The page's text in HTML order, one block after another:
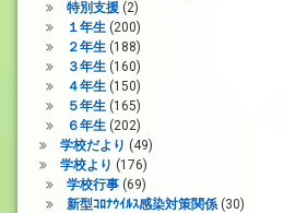
特別支援(2)
１年生(200)
２年生(188)
３年生(160)
４年生(150)
５年生(165)
６年生(202)
学校だより (49)
学校より (176)
学校行事(69)
新型ｺﾛﾅｳｲﾙｽ感染対策関係(30)